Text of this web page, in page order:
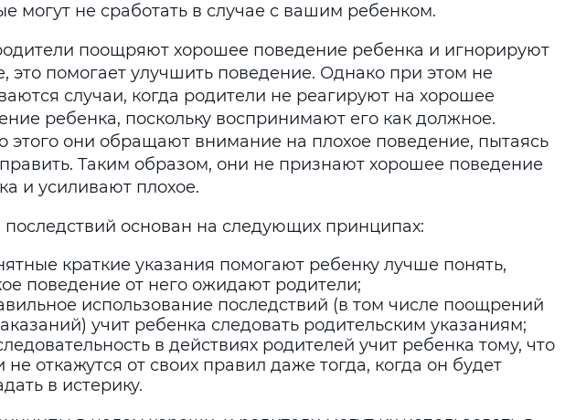
могут не сработать в случае с вашим ребенком.
поощряют хорошее поведение ребенка и игнорируют
это помогает улучшить поведение. Однако при этом не
случаи, когда родители не реагируют на хорошее
ребенка, поскольку воспринимают его как должное.
этого они обращают внимание на плохое поведение, пытаясь
Таким образом, они не признают хорошее поведение
и усиливают плохое.
последствий основан на следующих принципах:
краткие указания помогают ребенку лучше понять,
поведение от него ожидают родители;
использование последствий (в том числе поощрений
учит ребенка следовать родительским указаниям;
в действиях родителей учит ребенка тому, что
не откажутся от своих правил даже тогда, когда он будет
в истерику.